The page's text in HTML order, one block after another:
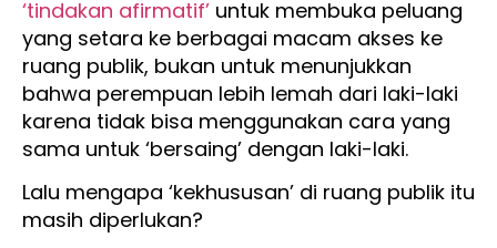
‘tindakan afirmatif’ untuk membuka peluang
yang setara ke berbagai macam akses ke
ruang publik, bukan untuk menunjukkan
bahwa perempuan lebih lemah dari laki-laki
karena tidak bisa menggunakan cara yang
sama untuk ‘bersaing’ dengan laki-laki.
Lalu mengapa ‘kekhususan’ di ruang publik itu
masih diperlukan?